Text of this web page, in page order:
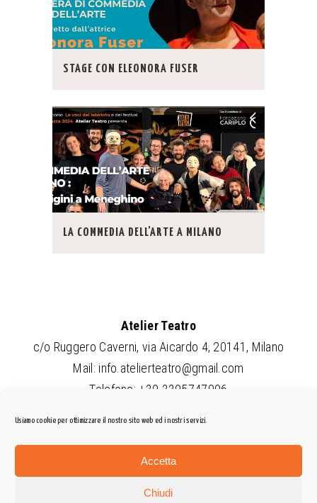
Usiamo cookie per ottimizzare il nostro sito web ed i nostri servizi.
Accetta
Chiudi
STAGE CON ELEONORA FUSER
LA COMMEDIA DELL’ARTE A MILANO
Atelier Teatro
c/o Ruggero Caverni, via Aicardo 4, 20141, Milano
Mail: info.atelierteatro@gmail.com
Telefono: +39 3395747006